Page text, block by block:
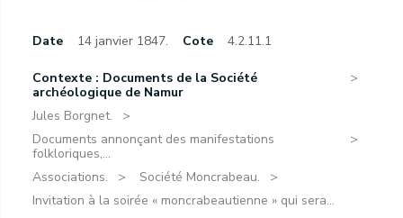
Date 14 janvier 1847. Cote 4.2.11.1
Contexte : Documents de la Société
archéologique de Namur
Jules Borgnet.
Documents annonçant des manifestations
folkloriques,...
Associations.
Société Moncrabeau.
Invitation à la soirée « moncrabeautienne » qui sera...